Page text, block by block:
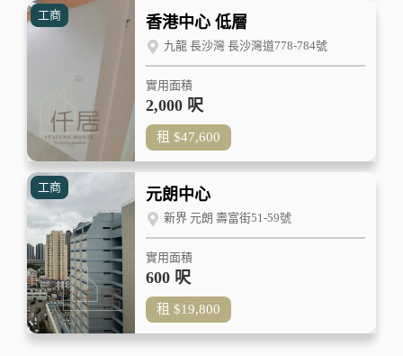
工商 香港中心 低層
九龍 長沙灣 長沙灣道778-784號
實用面積
2,000 呎
租 $47,600
工商 元朗中心
新界 元朗 壽富街51-59號
實用面積
600 呎
租 $19,800